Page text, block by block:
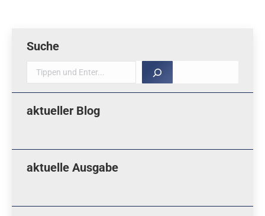
Suche
Suche
aktueller Blog
aktuelle Ausgabe